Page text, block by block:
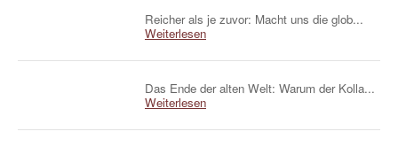
Reicher als je zuvor: Macht uns die glob...
Weiterlesen
Das Ende der alten Welt: Warum der Kolla...
Weiterlesen